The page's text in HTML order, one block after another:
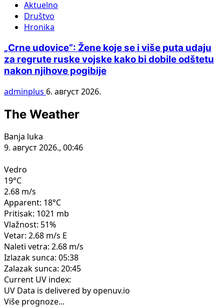
Aktuelno
Društvo
Hronika
„Crne udovice“: Žene koje se i više puta udaju
za regrute ruske vojske kako bi dobile odštetu
nakon njihove pogibije
adminplus 6. август 2026.
The Weather
Banja luka
9. август 2026., 00:46
Vedro
19°C
2.68 m/s
Apparent: 18°C
Pritisak: 1021 mb
Vlažnost: 51%
Vetar: 2.68 m/s E
Naleti vetra: 2.68 m/s
Izlazak sunca: 05:38
Zalazak sunca: 20:45
Current UV index:
UV Data is delivered by openuv.io
Više prognoze...